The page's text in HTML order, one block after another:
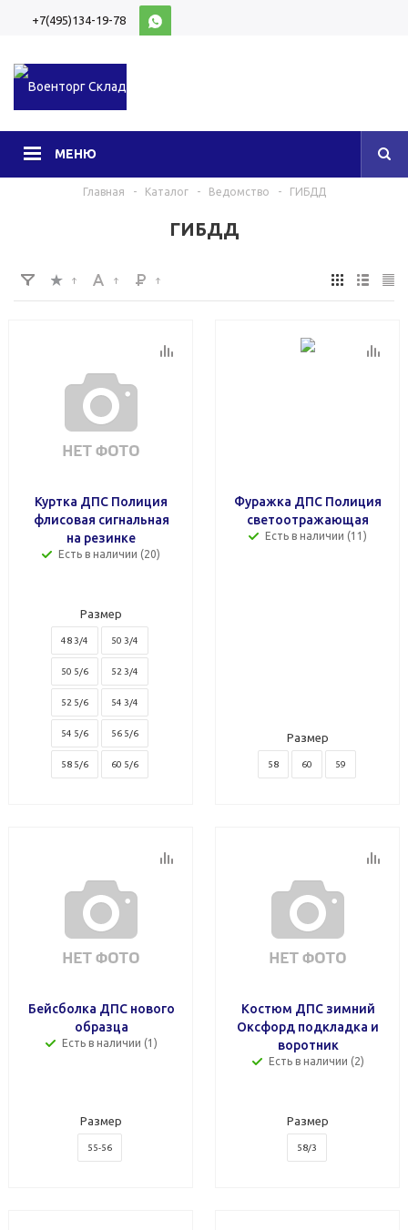
+7(495)134-19-78
МЕНЮ
Главная - Каталог - Ведомство - ГИБДД
ГИБДД
Куртка ДПС Полиция
флисовая сигнальная
на резинке
Есть в наличии (20)
Размер
48 3/4 50 3/4
50 5/6 52 3/4
52 5/6 54 3/4
54 5/6 56 5/6
58 5/6 60 5/6
Фуражка ДПС Полиция
светоотражающая
Есть в наличии (11)
Размер
58 60 59
Бейсболка ДПС нового
образца
Есть в наличии (1)
Размер
55-56
Костюм ДПС зимний
Оксфорд подкладка и
воротник
Есть в наличии (2)
Размер
58/3